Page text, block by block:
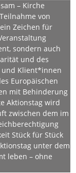
– Kirche
von
Zeichen für
sondern auch
und des
Klient*innen
Europäischen
mit Behinderung
Aktionstag wird
zwischen dem im
Stück für Stück
unter dem
leben – ohne